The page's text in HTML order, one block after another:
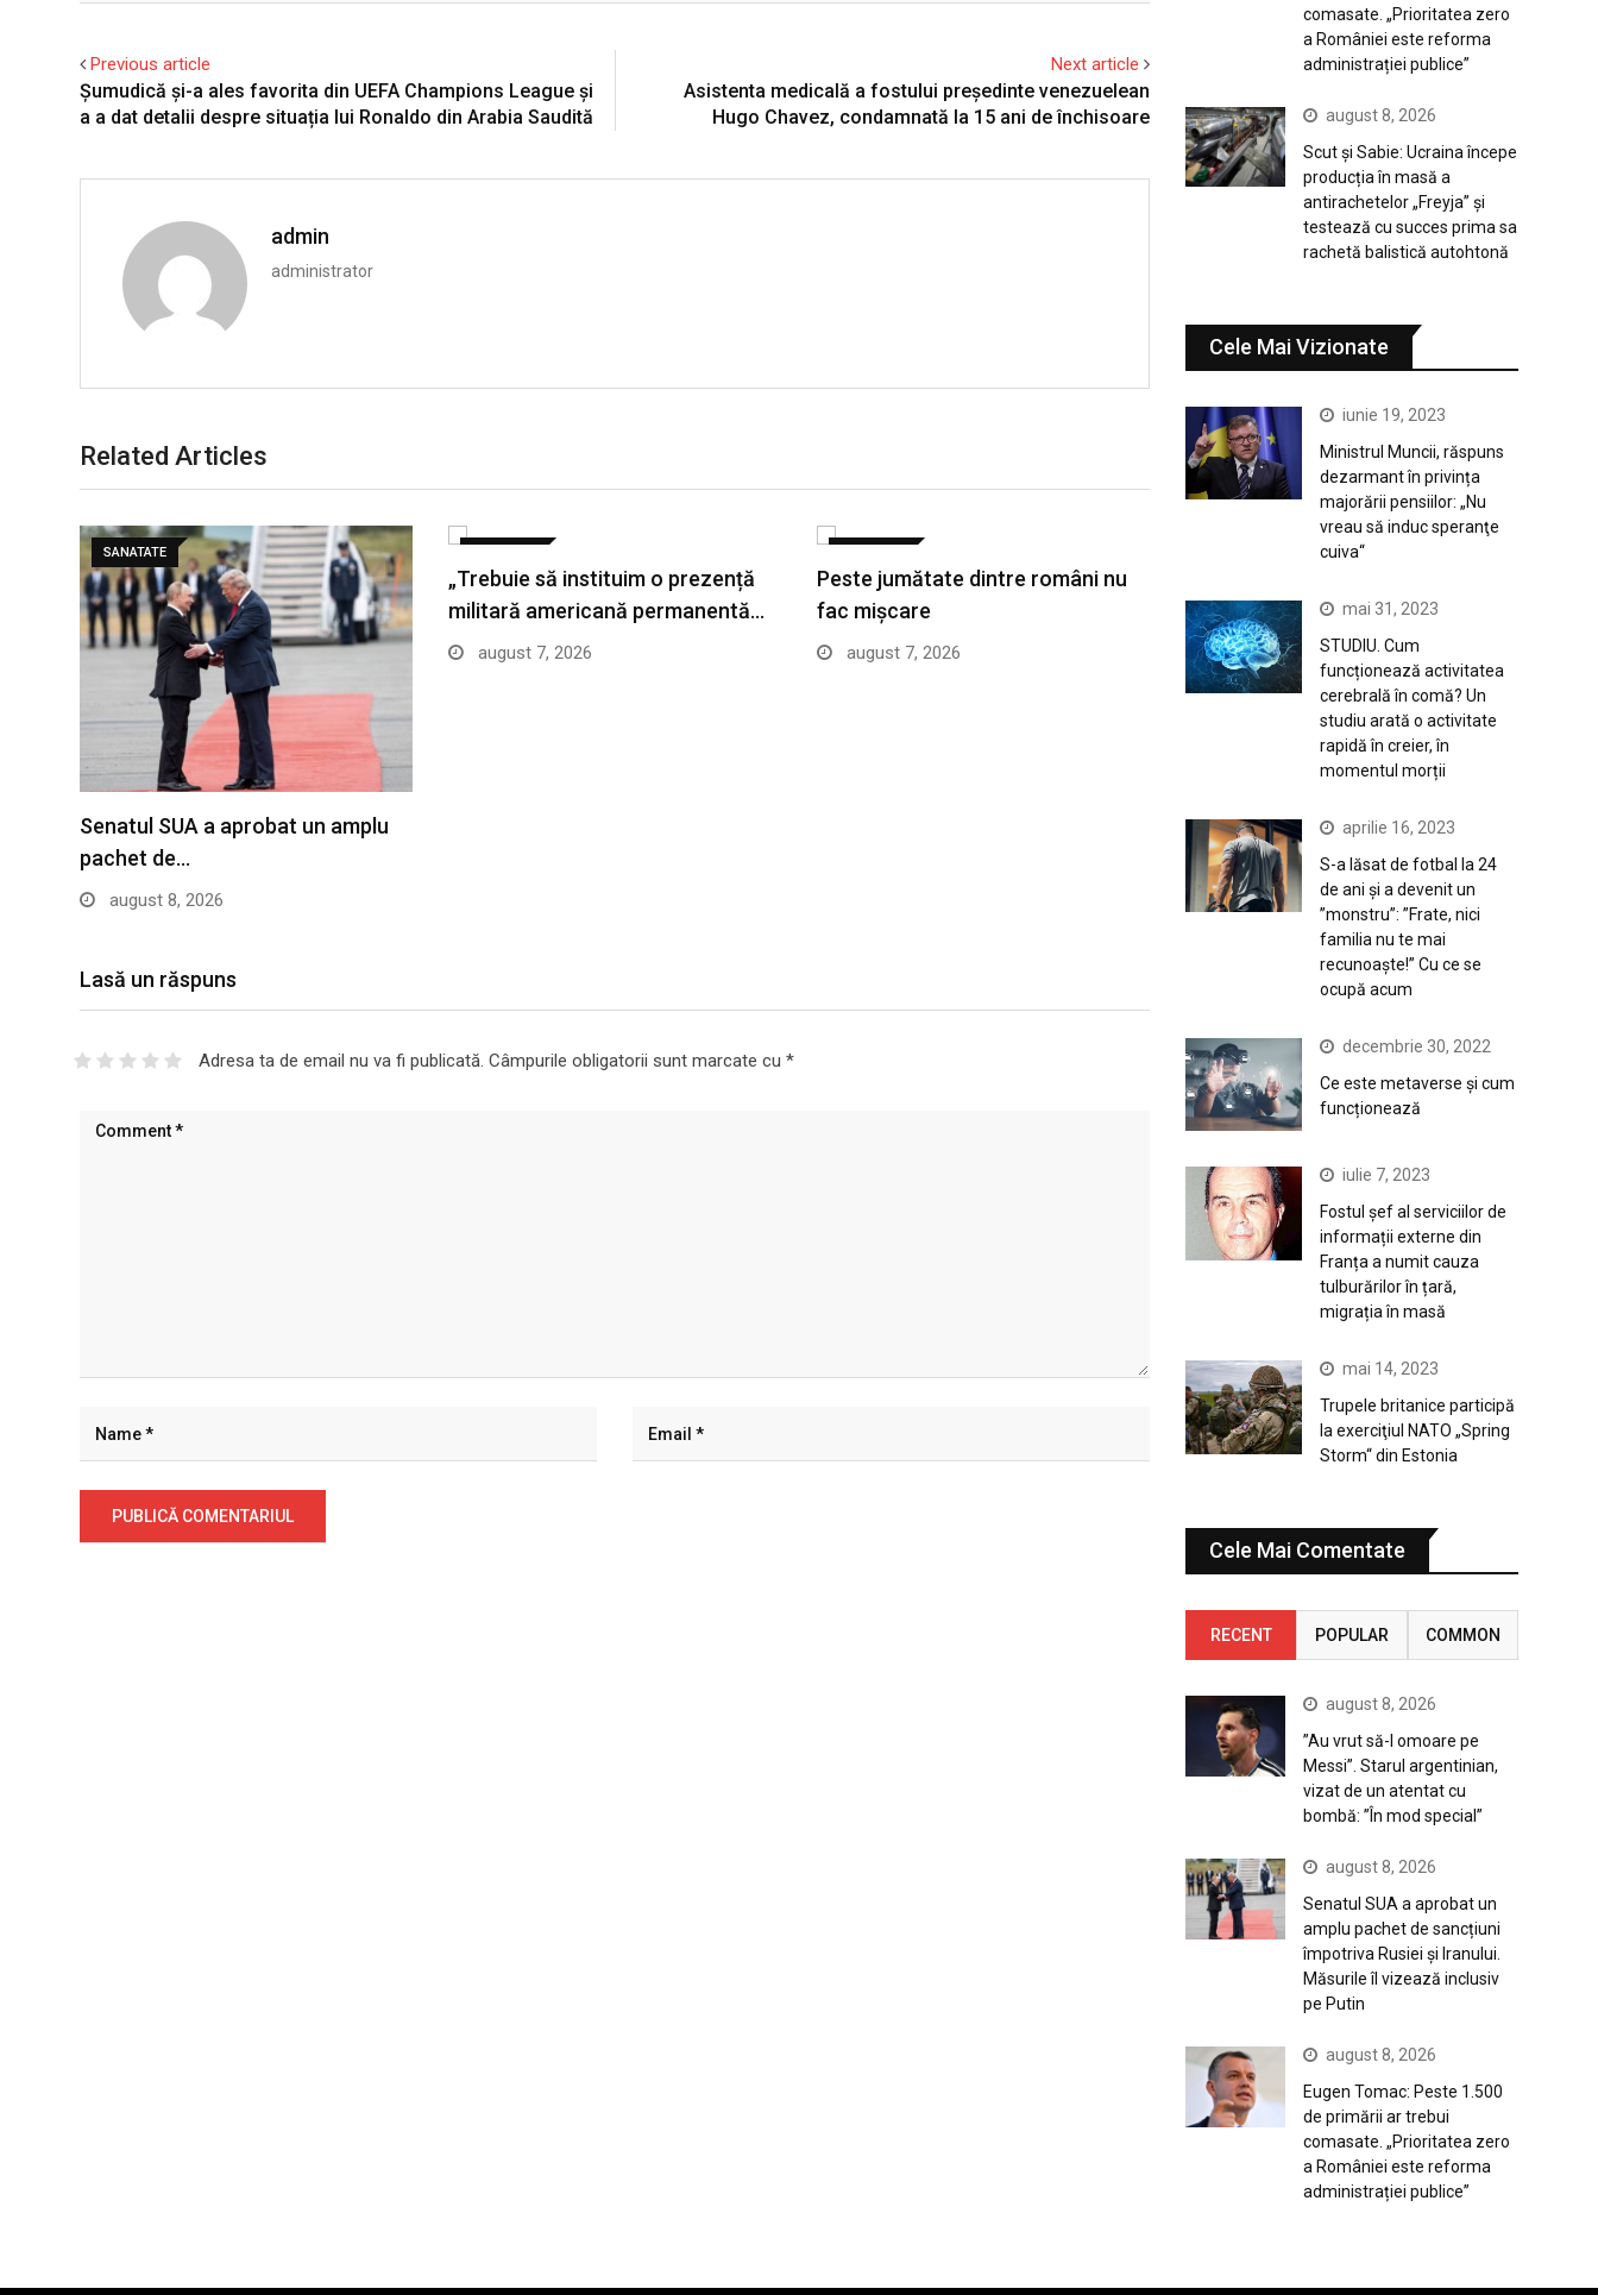
Previous article
Șumudică și-a ales favorita din UEFA Champions League și
a a dat detalii despre situația lui Ronaldo din Arabia Saudită
Next article
Asistenta medicală a fostului președinte venezuelean
Hugo Chavez, condamnată la 15 ani de închisoare
admin
administrator
Related Articles
SANATATE
Senatul SUA a aprobat un amplu
pachet de…
august 8, 2026
„Trebuie să instituim o prezență
militară americană permanentă…
august 7, 2026
Peste jumătate dintre români nu
fac mișcare
august 7, 2026
Lasă un răspuns
Adresa ta de email nu va fi publicată. Câmpurile obligatorii sunt marcate cu *
comasate. „Prioritatea zero
a României este reforma
administrației publice”
august 8, 2026
Scut și Sabie: Ucraina începe
producția în masă a
antirachetelor „Freyja” și
testează cu succes prima sa
rachetă balistică autohtonă
Cele Mai Vizionate
iunie 19, 2023
Ministrul Muncii, răspuns
dezarmant în privința
majorării pensiilor: „Nu
vreau să induc speranţe
cuiva“
mai 31, 2023
STUDIU. Cum
funcționează activitatea
cerebrală în comă? Un
studiu arată o activitate
rapidă în creier, în
momentul morții
aprilie 16, 2023
S-a lăsat de fotbal la 24
de ani și a devenit un
”monstru”: ”Frate, nici
familia nu te mai
recunoaște!” Cu ce se
ocupă acum
decembrie 30, 2022
Ce este metaverse și cum
funcționează
iulie 7, 2023
Fostul șef al serviciilor de
informații externe din
Franța a numit cauza
tulburărilor în țară,
migrația în masă
mai 14, 2023
Trupele britanice participă
la exerciţiul NATO „Spring
Storm“ din Estonia
Cele Mai Comentate
RECENT POPULAR COMMON
august 8, 2026
”Au vrut să-l omoare pe
Messi”. Starul argentinian,
vizat de un atentat cu
bombă: ”În mod special”
august 8, 2026
Senatul SUA a aprobat un
amplu pachet de sancțiuni
împotriva Rusiei și Iranului.
Măsurile îl vizează inclusiv
pe Putin
august 8, 2026
Eugen Tomac: Peste 1.500
de primării ar trebui
comasate. „Prioritatea zero
a României este reforma
administrației publice”